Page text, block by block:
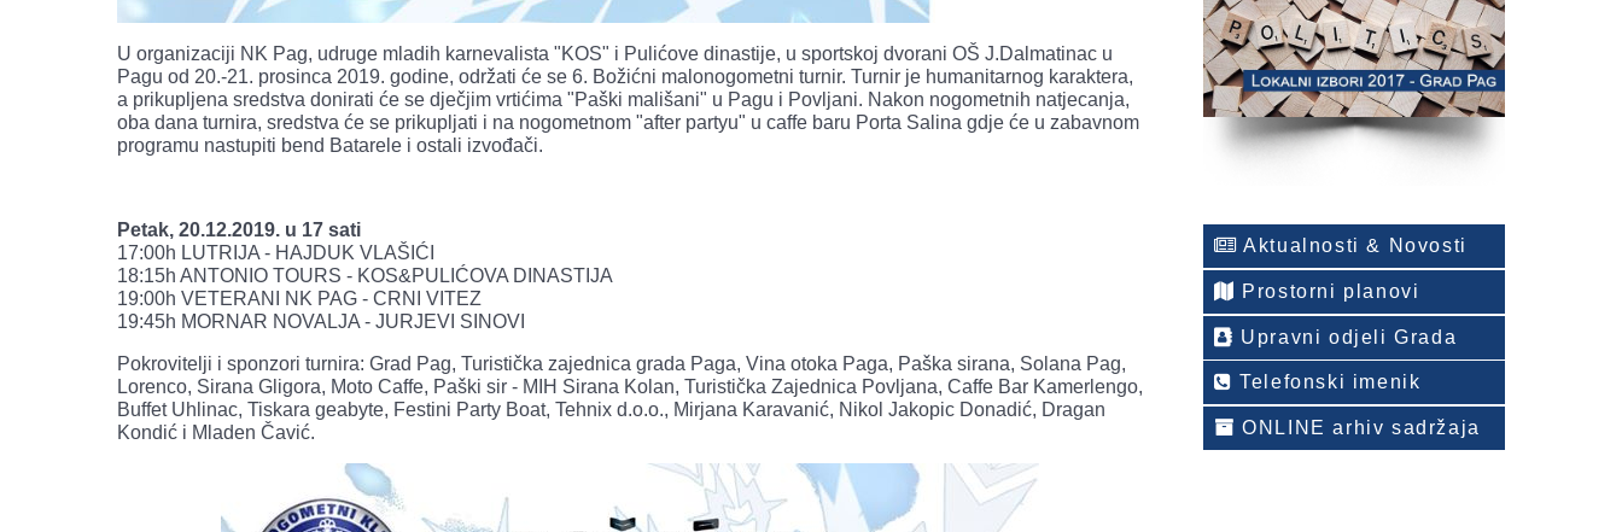
U organizaciji NK Pag, udruge mladih karnevalista "KOS" i Pulićove dinastije, u sportskoj dvorani OŠ J.Dalmatinac u
Pagu od 20.-21. prosinca 2019. godine, održati će se 6. Božićni malonogometni turnir. Turnir je humanitarnog karaktera,
a prikupljena sredstva donirati će se dječjim vrtićima "Paški mališani" u Pagu i Povljani. Nakon nogometnih natjecanja,
oba dana turnira, sredstva će se prikupljati i na nogometnom "after partyu" u caffe baru Porta Salina gdje će u zabavnom
programu nastupiti bend Batarele i ostali izvođači.
Petak, 20.12.2019. u 17 sati
17:00h LUTRIJA - HAJDUK VLAŠIĆI
18:15h ANTONIO TOURS - KOS&PULIĆOVA DINASTIJA
19:00h VETERANI NK PAG - CRNI VITEZ
19:45h MORNAR NOVALJA - JURJEVI SINOVI
Pokrovitelji i sponzori turnira: Grad Pag, Turistička zajednica grada Paga, Vina otoka Paga, Paška sirana, Solana Pag,
Lorenco, Sirana Gligora, Moto Caffe, Paški sir - MIH Sirana Kolan, Turistička Zajednica Povljana, Caffe Bar Kamerlengo,
Buffet Uhlinac, Tiskara geabyte, Festini Party Boat, Tehnix d.o.o., Mirjana Karavanić, Nikol Jakopic Donadić, Dragan
Kondić i Mladen Čavić.
Aktualnosti & Novosti
Prostorni planovi
Upravni odjeli Grada
Telefonski imenik
ONLINE arhiv sadržaja